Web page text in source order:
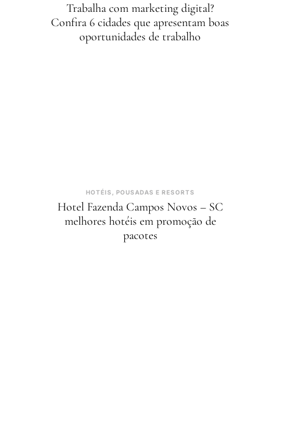
Trabalha com marketing digital?
Confira 6 cidades que apresentam boas
oportunidades de trabalho
HOTÉIS, POUSADAS E RESORTS
Hotel Fazenda Campos Novos – SC
melhores hotéis em promoção de
pacotes